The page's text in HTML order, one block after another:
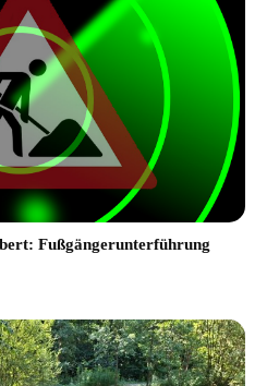
Fußgängerunterführung